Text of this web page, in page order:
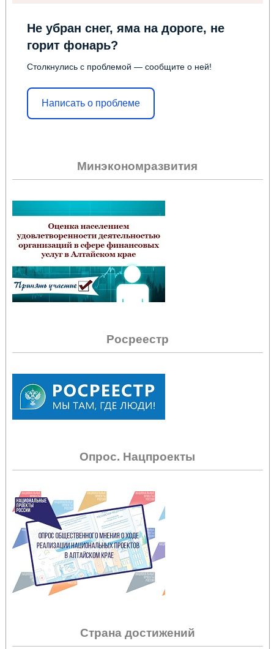
Не убран снег, яма на дороге, не
горит фонарь?
Столкнулись с проблемой — сообщите о ней!
Написать о проблеме
Минэкономразвития
Росреестр
Опрос. Нацпроекты
Страна достижений